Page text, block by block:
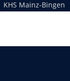
KHS Mainz-Bingen